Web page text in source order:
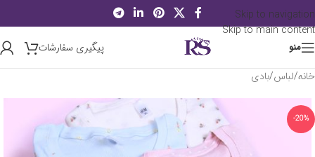
Skip to navigation
Skip to main content
منو
پیگیری سفارشات
خانه/لباس/بادی
-20%